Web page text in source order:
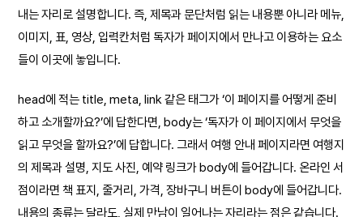
내는 자리로 설명합니다. 즉, 제목과 문단처럼 읽는 내용뿐 아니라 메뉴,
이미지, 표, 영상, 입력칸처럼 독자가 페이지에서 만나고 이용하는 요소
들이 이곳에 놓입니다.
head에 적는 title, meta, link 같은 태그가 ‘이 페이지를 어떻게 준비
하고 소개할까요?’에 답한다면, body는 ‘독자가 이 페이지에서 무엇을
읽고 무엇을 할까요?’에 답합니다. 그래서 여행 안내 페이지라면 여행지
의 제목과 설명, 지도 사진, 예약 링크가 body에 들어갑니다. 온라인 서
점이라면 책 표지, 줄거리, 가격, 장바구니 버튼이 body에 들어갑니다.
내용의 종류는 달라도, 실제 만남이 일어나는 자리라는 점은 같습니다.